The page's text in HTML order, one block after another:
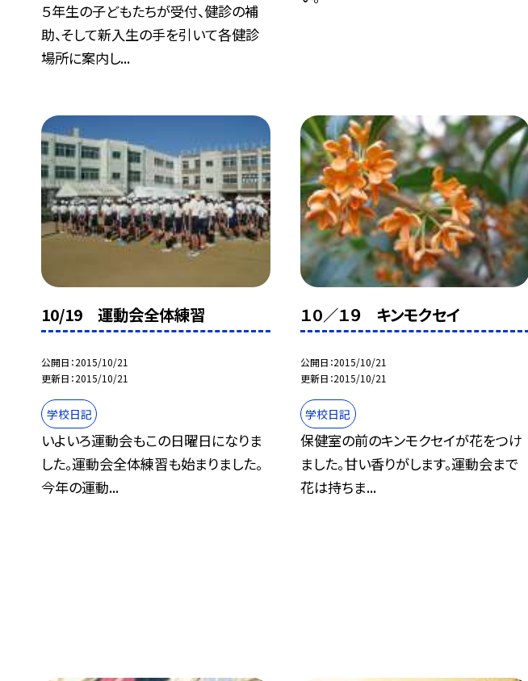
５年生の子どもたちが受付、健診の補
助、そして新入生の手を引いて各健診
場所に案内し...
10/19 運動会全体練習
公開日 2015/10/21
更新日 2015/10/21
学校日記
いよいろ運動会もこの日曜日になりま
した。運動会全体練習も始まりました。
今年の運動...
１０／１９ キンモクセイ
公開日 2015/10/21
更新日 2015/10/21
学校日記
保健室の前のキンモクセイが花をつけ
ました。甘い香りがします。運動会まで
花は持ちま...